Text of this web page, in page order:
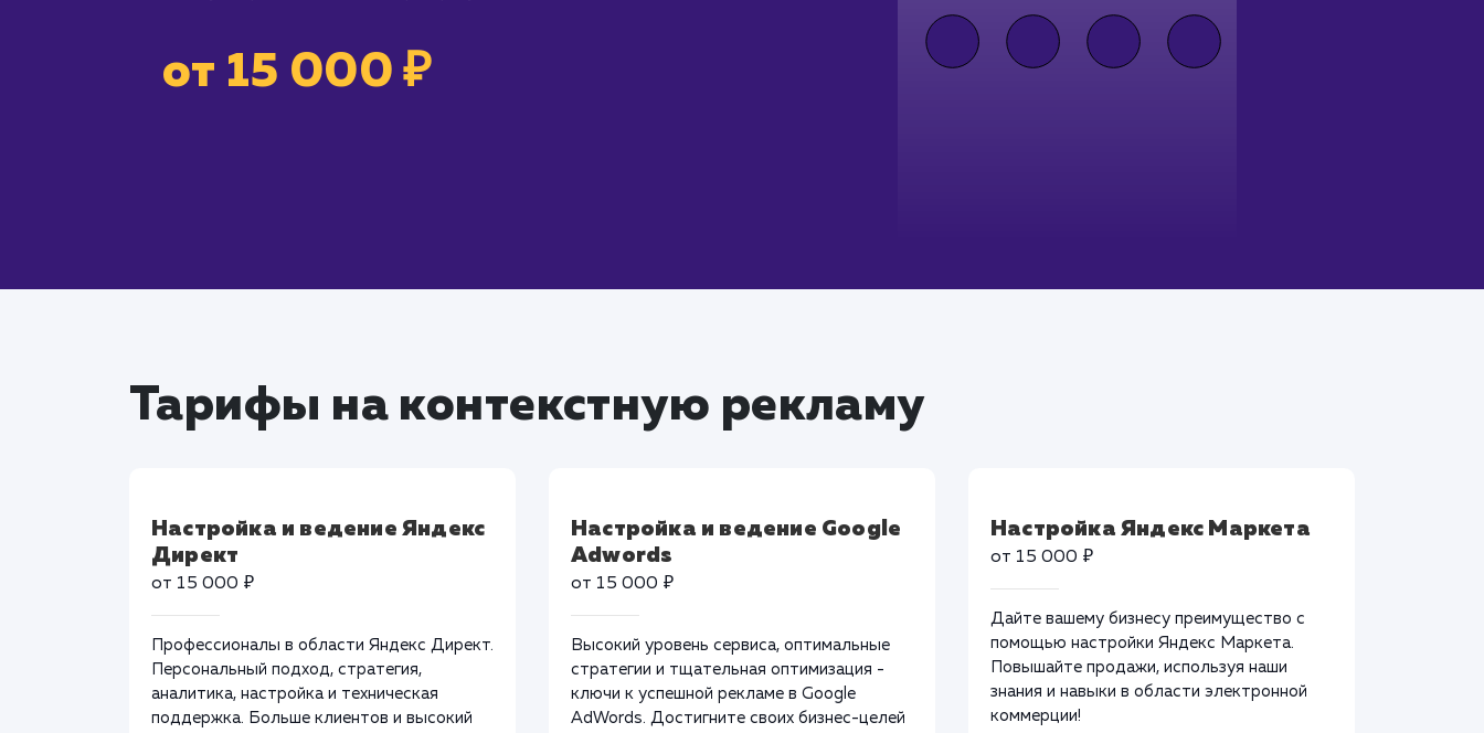
от 15 000 ₽
Тарифы на контекстную рекламу
Настройка и ведение Яндекс
Директ
от 15 000 ₽
Профессионалы в области Яндекс Директ.
Персональный подход, стратегия,
аналитика, настройка и техническая
поддержка. Больше клиентов и высокий
Настройка и ведение Google
Adwords
от 15 000 ₽
Высокий уровень сервиса, оптимальные
стратегии и тщательная оптимизация -
ключи к успешной рекламе в Google
AdWords. Достигните своих бизнес-целей
Настройка Яндекс Маркета
от 15 000 ₽
Дайте вашему бизнесу преимущество с
помощью настройки Яндекс Маркета.
Повышайте продажи, используя наши
знания и навыки в области электронной
коммерции!